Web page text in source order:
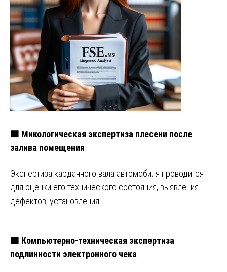
🟧 Микологическая экспертиза плесени после
залива помещения
Экспертиза карданного вала автомобиля проводится
для оценки его технического состояния, выявления
дефектов, установления…
🟧 Компьютерно-техническая экспертиза
подлинности электронного чека